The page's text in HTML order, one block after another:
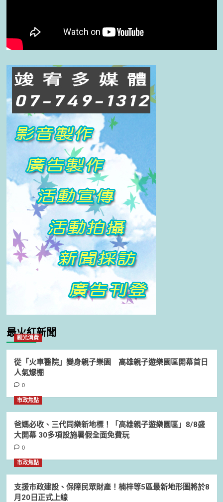
最火紅新聞
觀光消費
從「火車醫院」變身親子樂園 高雄親子遊樂園區開幕首日
人氣爆棚
0
市政焦點
爸媽必收、三代同樂新地標！「高雄親子遊樂園區」8/8盛
大開幕 30多項設施暑假全面免費玩
0
市政焦點
支援市政建設、保障民眾財產！楠梓等5區最新地形圖將於8
月20日正式上線